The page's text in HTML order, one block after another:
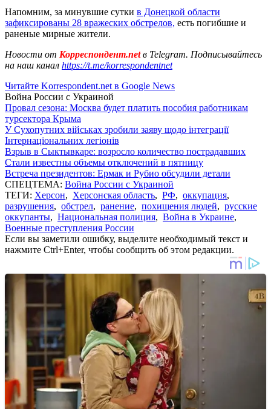
Напомним, за минувшие сутки в Донецкой области
зафиксированы 28 вражеских обстрелов, есть погибшие и
раненые мирные жители.
Новости от Корреспондент.netв Telegram. Подписывайтесь
на наш канал https://t.me/korrespondentnet
Читайте Korrespondent.net в Google News
Война России с Украиной
Провал сезона: Москва будет платить пособия работникам
турсектора Крыма
У Сухопутних військах зробили заяву щодо інтеграції
Інтернаціональних легіонів
Взрыв в Сыктывкаре: возросло количество пострадавших
Стали известны объемы отключений в пятницу
Встреча президентов: Ермак и Рубио обсудили детали
СПЕЦТЕМА: Война России с Украиной
ТЕГИ: Херсон, Херсонская область, РФ, оккупация,
разрушения, обстрел, ранение, похищения людей, русские
оккупанты, Национальная полиция, Война в Украине,
Военные преступления России
Если вы заметили ошибку, выделите необходимый текст и
нажмите Ctrl+Enter, чтобы сообщить об этом редакции.